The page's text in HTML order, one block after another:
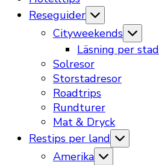
Reseguider
Cityweekends
Läsning per stad
Solresor
Storstadresor
Roadtrips
Rundturer
Mat & Dryck
Restips per land
Amerika